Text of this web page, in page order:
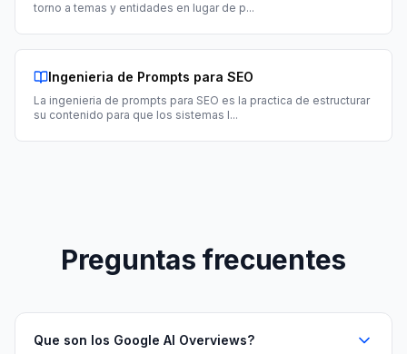
torno a temas y entidades en lugar de p...
Ingenieria de Prompts para SEO
La ingenieria de prompts para SEO es la practica de estructurar
su contenido para que los sistemas I...
Preguntas frecuentes
Que son los Google AI Overviews?